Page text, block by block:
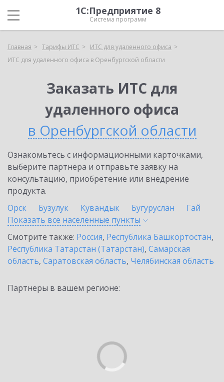
1С:Предприятие 8
Система программ
Главная Тарифы ИТС
ИТС для удаленного офиса
ИТС для удаленного офиса в Оренбургской области
Заказать ИТС для
удаленного офиса
в Оренбургской области
Ознакомьтесь с информационными карточками,
выберите партнёра и отправьте заявку на
консультацию, приобретение или внедрение
продукта.
Орск
Бузулук Кувандык Бугуруслан
Гай
Показать все населенные пункты
Смотрите также: Россия, Республика Башкортостан,
Республика Татарстан (Татарстан), Самарская
область, Саратовская область, Челябинская область
Партнеры в вашем регионе: